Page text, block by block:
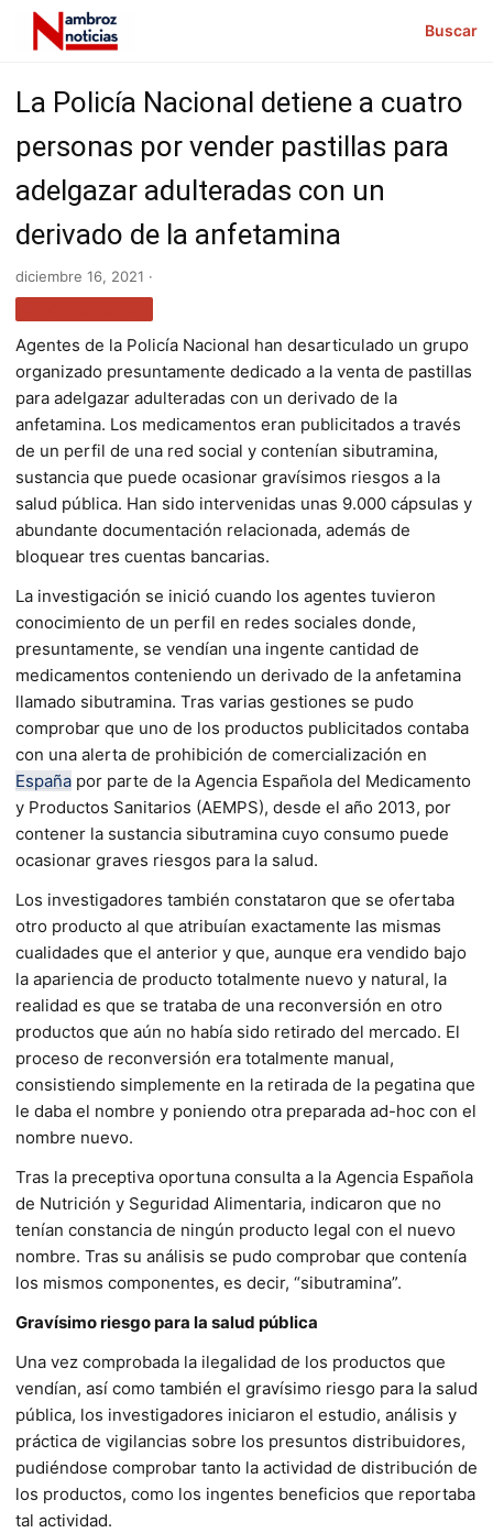
Buscar
La Policía Nacional detiene a cuatro
personas por vender pastillas para
adelgazar adulteradas con un
derivado de la anfetamina
diciembre 16, 2021 ·
Agentes de la Policía Nacional han desarticulado un grupo
organizado presuntamente dedicado a la venta de pastillas
para adelgazar adulteradas con un derivado de la
anfetamina. Los medicamentos eran publicitados a través
de un perfil de una red social y contenían sibutramina,
sustancia que puede ocasionar gravísimos riesgos a la
salud pública. Han sido intervenidas unas 9.000 cápsulas y
abundante documentación relacionada, además de
bloquear tres cuentas bancarias.
La investigación se inició cuando los agentes tuvieron
conocimiento de un perfil en redes sociales donde,
presuntamente, se vendían una ingente cantidad de
medicamentos conteniendo un derivado de la anfetamina
llamado sibutramina. Tras varias gestiones se pudo
comprobar que uno de los productos publicitados contaba
con una alerta de prohibición de comercialización en
España por parte de la Agencia Española del Medicamento
y Productos Sanitarios (AEMPS), desde el año 2013, por
contener la sustancia sibutramina cuyo consumo puede
ocasionar graves riesgos para la salud.
Los investigadores también constataron que se ofertaba
otro producto al que atribuían exactamente las mismas
cualidades que el anterior y que, aunque era vendido bajo
la apariencia de producto totalmente nuevo y natural, la
realidad es que se trataba de una reconversión en otro
productos que aún no había sido retirado del mercado. El
proceso de reconversión era totalmente manual,
consistiendo simplemente en la retirada de la pegatina que
le daba el nombre y poniendo otra preparada ad-hoc con el
nombre nuevo.
Tras la preceptiva oportuna consulta a la Agencia Española
de Nutrición y Seguridad Alimentaria, indicaron que no
tenían constancia de ningún producto legal con el nuevo
nombre. Tras su análisis se pudo comprobar que contenía
los mismos componentes, es decir, “sibutramina”.
Gravísimo riesgo para la salud pública
Una vez comprobada la ilegalidad de los productos que
vendían, así como también el gravísimo riesgo para la salud
pública, los investigadores iniciaron el estudio, análisis y
práctica de vigilancias sobre los presuntos distribuidores,
pudiéndose comprobar tanto la actividad de distribución de
los productos, como los ingentes beneficios que reportaba
tal actividad.